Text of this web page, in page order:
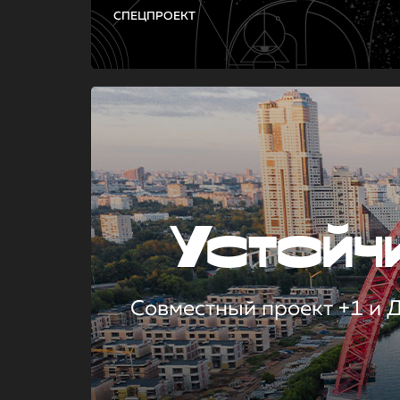
СПЕЦПРОЕКТ
Совместный проект +1 и